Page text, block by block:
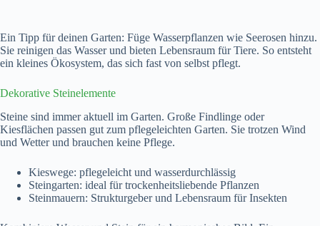
Ein Tipp für deinen Garten: Füge Wasserpflanzen wie Seerosen hinzu.
Sie reinigen das Wasser und bieten Lebensraum für Tiere. So entsteht
ein kleines Ökosystem, das sich fast von selbst pflegt.
Dekorative Steinelemente
Steine sind immer aktuell im Garten. Große Findlinge oder
Kiesflächen passen gut zum pflegeleichten Garten. Sie trotzen Wind
und Wetter und brauchen keine Pflege.
Kieswege: pflegeleicht und wasserdurchlässig
Steingarten: ideal für trockenheitsliebende Pflanzen
Steinmauern: Strukturgeber und Lebensraum für Insekten